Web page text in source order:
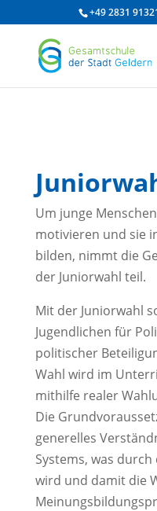
+49 2831
Um junge
motivieren und sie
bilden, nimmt die
der Juniorwahl teil.
Mit der Juniorwahl
Jugendlichen für
politischer
Wahl wird im
mithilfe realer
Die
generelles
Systems, was
wird und damit die